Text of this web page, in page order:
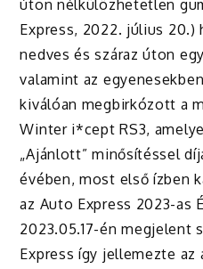
úton nélkülözhetetlen
Express, 2022. július
nedves és száraz úton
valamint az
kiválóan megbirkózott a
Winter i*cept RS3,
„Ajánlott” minősítéssel
évében, most első ízben
az Auto Express 2023-as
2023.05.17-én megjelent
Express így jellemezte az